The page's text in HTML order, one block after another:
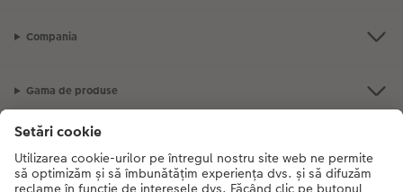
Compania
Gama de produse